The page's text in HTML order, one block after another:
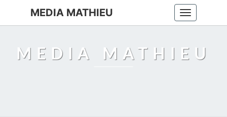
Toggle
navigation
MEDIA MATHIEU
MEDIA MATHIEU